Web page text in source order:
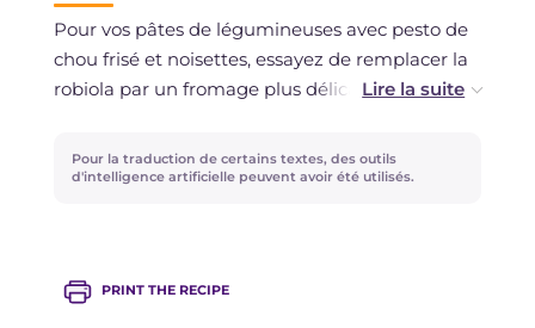
conserver pendant un couple de jours au
réfrigérateur.
Si vous le préférez, vous pouvez préparer le
pesto de chou frisé au maximum deux jours à
recommandée.
Pour vos pâtes de légumineuses avec pesto de
chou frisé et noisettes, essayez de remplacer la
robiola par un fromage plus délicat comme la
des noisettes, vous pouvez utiliser des amandes
ou des pignons pour un arrière-goût plus doux
Pour la traduction de certains textes, des outils
d'intelligence artificielle peuvent avoir été utilisés.
PRINT THE RECIPE